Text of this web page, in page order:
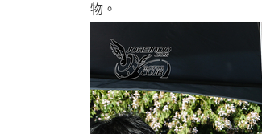
物。